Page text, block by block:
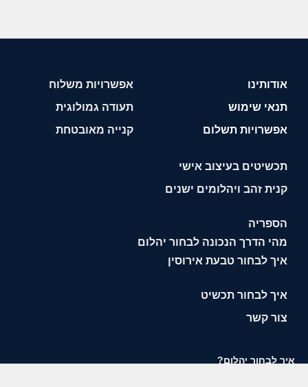
אודותינו
תנאי שימוש
אפשרויות תשלום
אפשרויות משלוח
תעודה גמולוגית
קנייה מאובטחת
תכשיטים בעיצוב אישי
קנית זהב ויהלומים ישנים
הספריה
מהי הדרך הנכונה לבחור יהלום
איך לבחור טבעת אירוסין
איך לבחור תכשיט
צור קשר
איך לבחור יהלום?